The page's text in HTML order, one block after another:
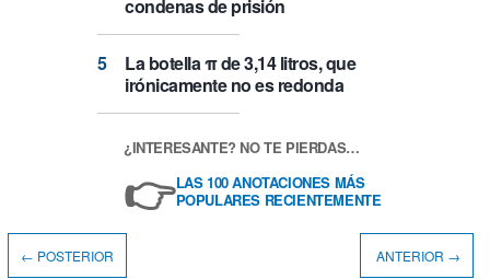
condenas de prisión
La botella π de 3,14 litros, que
irónicamente no es redonda
¿INTERESANTE? NO TE PIERDAS…
👉LAS 100 ANOTACIONES MÁS
POPULARES RECIENTEMENTE
← POSTERIOR ANTERIOR →